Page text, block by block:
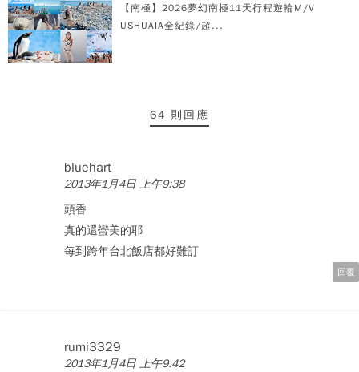
【南極】2026夢幻南極11天行程遊輪M/V
USHUAIA全紀錄/超...
64 則回應
bluehart
2013年1月4日 上午9:38
頭香
真的還蠻美的耶
每到跨年台北飯店都好難訂
回覆
rumi3329
2013年1月4日 上午9:42